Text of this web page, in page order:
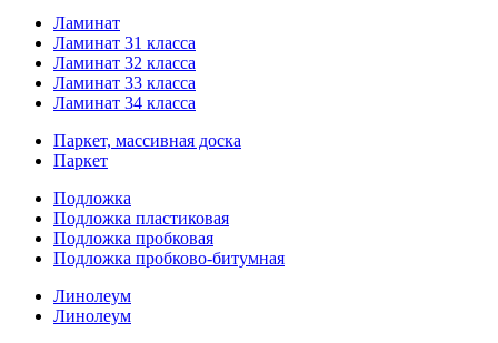
Ламинат
Ламинат 31 класса
Ламинат 32 класса
Ламинат 33 класса
Ламинат 34 класса
Паркет, массивная доска
Паркет
Подложка
Подложка пластиковая
Подложка пробковая
Подложка пробково-битумная
Линолеум
Линолеум